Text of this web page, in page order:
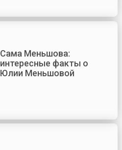
Сама Меньшова:
интересные факты о
Юлии Меньшовой